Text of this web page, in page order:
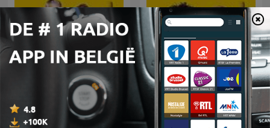
De Nationale Autoshow |
De Technoloog | BNR